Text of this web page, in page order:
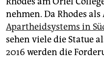
nehmen. Da Rhodes
Apartheidsystems in
sehen viele die Statue
2016 werden die